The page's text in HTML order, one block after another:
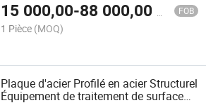
15 000,00-88 000,00 FOB
1 Pièce (MOQ)
Plaque d'acier Profilé en acier Structurel
Équipement de traitement de surface